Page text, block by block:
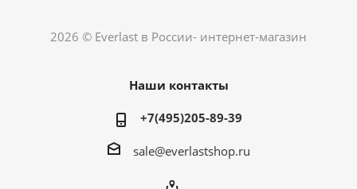
2026 © Everlast в России- интернет-магазин
Наши контакты
+7(495)205-89-39
sale@everlastshop.ru